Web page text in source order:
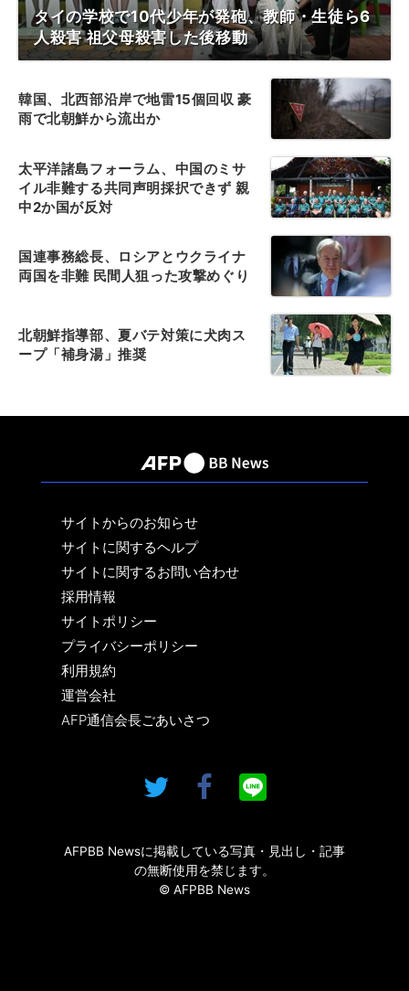
タイの学校で10代少年が発砲、教師・生徒ら6
人殺害 祖父母殺害した後移動
韓国、北西部沿岸で地雷15個回収 豪
雨で北朝鮮から流出か
太平洋諸島フォーラム、中国のミサ
イル非難する共同声明採択できず 親
中2か国が反対
国連事務総長、ロシアとウクライナ
両国を非難 民間人狙った攻撃めぐり
北朝鮮指導部、夏バテ対策に犬肉ス
ープ「補身湯」推奨
サイトからのお知らせ
サイトに関するヘルプ
サイトに関するお問い合わせ
採用情報
サイトポリシー
プライバシーポリシー
利用規約
運営会社
AFP通信会長ごあいさつ
AFPBB Newsに掲載している写真・見出し・記事
の無断使用を禁じます。
© AFPBB News